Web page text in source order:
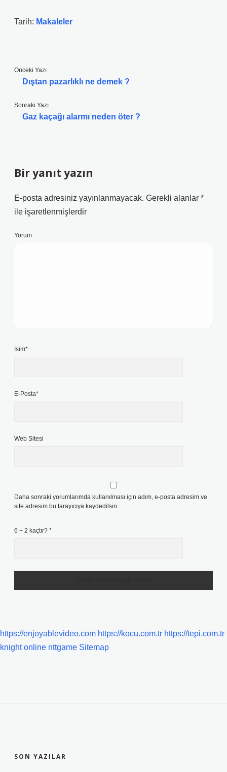
Tarih: Makaleler
Önceki Yazı
Dıştan pazarlıklı ne demek ?
Sonraki Yazı
Gaz kaçağı alarmı neden öter ?
Bir yanıt yazın
E-posta adresiniz yayınlanmayacak. Gerekli alanlar *
ile işaretlenmişlerdir
Yorum
İsim*
E-Posta*
Web Sitesi
Daha sonraki yorumlarımda kullanılması için adım, e-posta adresim ve
site adresim bu tarayıcıya kaydedilsin.
6 + 2 kaçtır? *
https://enjoyablevideo.com https://kocu.com.tr https://tepi.com.tr
knight online nttgame Sitemap
SON YAZILAR